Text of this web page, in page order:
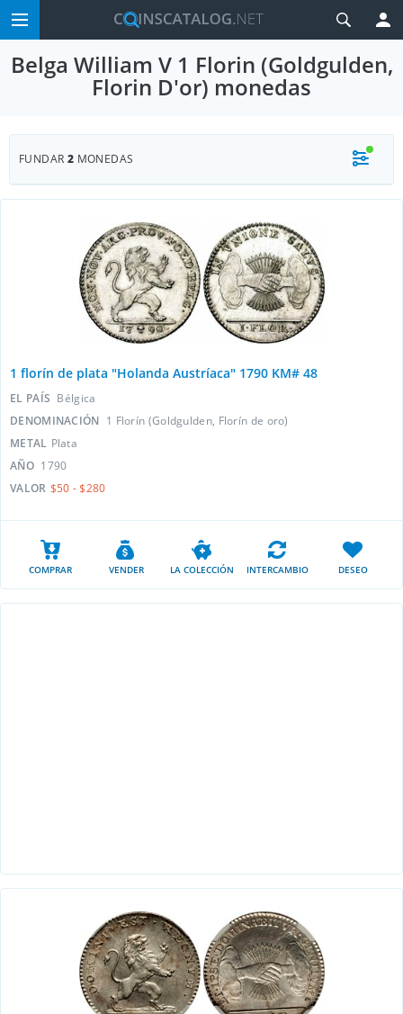
Belga William V 1 Florin (Goldgulden,
Florin D'or) monedas
FUNDAR 2 MONEDAS
1 florín de plata "Holanda Austríaca" 1790 KM# 48
EL PAÍS Bélgica
DENOMINACIÓN 1 Florín (Goldgulden, Florín de oro)
METAL Plata
AÑO 1790
VALOR $50 - $280
COMPRAR VENDER LA COLECCIÓN INTERCAMBIO DESEO